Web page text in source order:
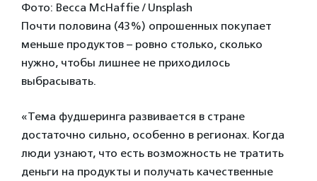
Фото: Becca McHaffie / Unsplash
Почти половина (43%) опрошенных покупает
меньше продуктов – ровно столько, сколько
нужно, чтобы лишнее не приходилось
выбрасывать.
«Тема фудшеринга развивается в стране
достаточно сильно, особенно в регионах. Когда
люди узнают, что есть возможность не тратить
деньги на продукты и получать качественные